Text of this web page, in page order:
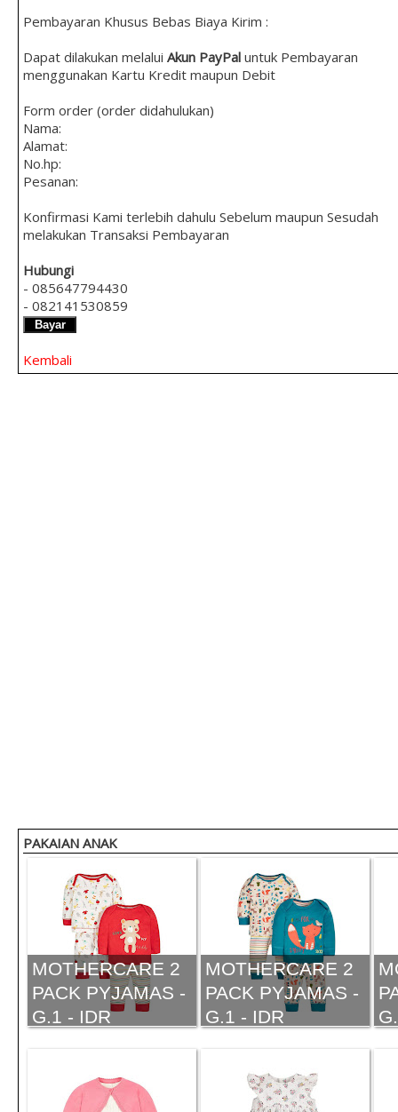
Pembayaran Khusus Bebas Biaya Kirim :
Dapat dilakukan melalui Akun PayPal untuk Pembayaran
menggunakan Kartu Kredit maupun Debit
Form order (order didahulukan)
Nama:
Alamat:
No.hp:
Pesanan:
Konfirmasi Kami terlebih dahulu Sebelum maupun Sesudah
melakukan Transaksi Pembayaran
Hubungi
- 085647794430
- 082141530859
Bayar
Kembali
PAKAIAN ANAK
MOTHERCARE 2
PACK PYJAMAS -
G.1 - IDR
MOTHERCARE 2
PACK PYJAMAS -
G.1 - IDR